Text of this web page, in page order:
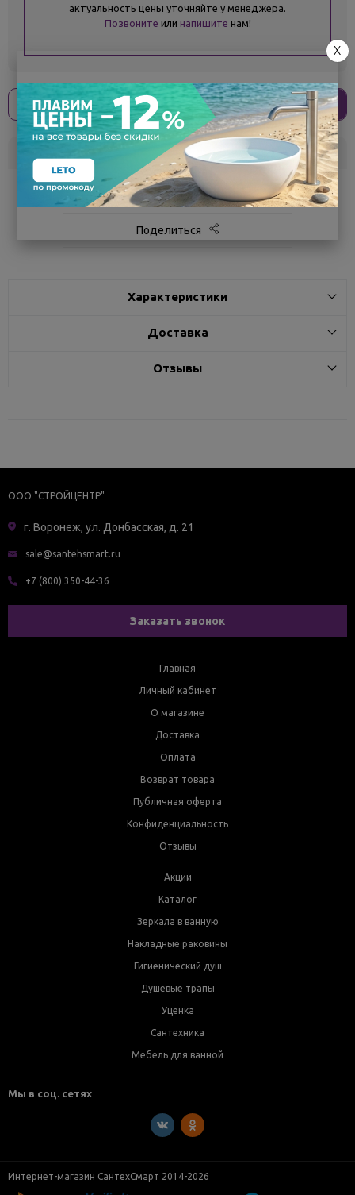
актуальность цены уточняйте у менеджера.
Позвоните или напишите нам!
Оплати без переплат 5 278 ₽x 4 платежа
Кол-во Срок поставки
Белгород под заказ 7 - 14 дней
Поделиться
Характеристики
Доставка
Отзывы
ООО "СТРОЙЦЕНТР"
г. Воронеж, ул. Донбасская, д. 21
sale@santehsmart.ru
+7 (800) 350-44-36
Заказать звонок
Главная
Личный кабинет
О магазине
Доставка
Оплата
Возврат товара
Публичная оферта
Конфиденциальность
Отзывы
Акции
Каталог
Зеркала в ванную
Накладные раковины
Гигиенический душ
Душевые трапы
Уценка
Сантехника
Мебель для ванной
Мы в соц. сетях
Интернет-магазин СантехСмарт 2014-2026
X